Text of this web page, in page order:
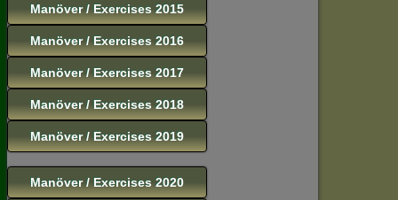
Manöver / Exercises 2015
Manöver / Exercises 2016
Manöver / Exercises 2017
Manöver / Exercises 2018
Manöver / Exercises 2019
Manöver / Exercises 2020